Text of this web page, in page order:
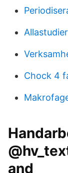
Allastudier
Chock 4
and